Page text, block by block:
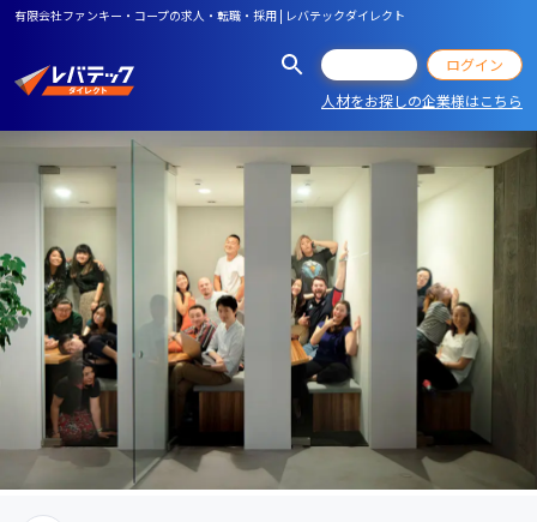
有限会社ファンキー・コープの求人・転職・採用 | レバテックダイレクト
ログイン
人材をお探しの企業様はこちら